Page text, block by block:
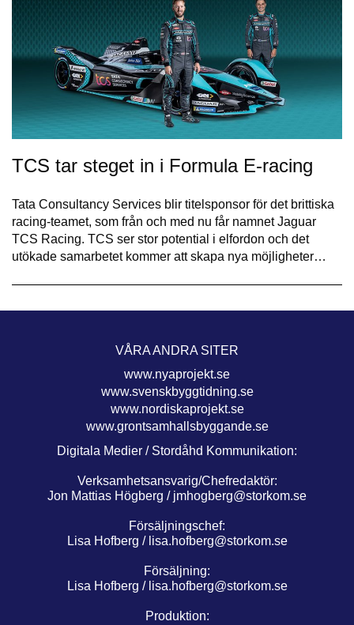
TCS tar steget in i Formula E-racing
Tata Consultancy Services blir titelsponsor för det brittiska
racing-teamet, som från och med nu får namnet Jaguar
TCS Racing. TCS ser stor potential i elfordon och det
utökade samarbetet kommer att skapa nya möjligheter…
VÅRA ANDRA SITER
www.nyaprojekt.se
www.svenskbyggtidning.se
www.nordiskaprojekt.se
www.grontsamhallsbyggande.se
Digitala Medier / Stordåhd Kommunikation:
Verksamhetsansvarig/Chefredaktör:
Jon Mattias Högberg / jmhogberg@storkom.se
Försäljningschef:
Lisa Hofberg / lisa.hofberg@storkom.se
Försäljning:
Lisa Hofberg / lisa.hofberg@storkom.se
Produktion: